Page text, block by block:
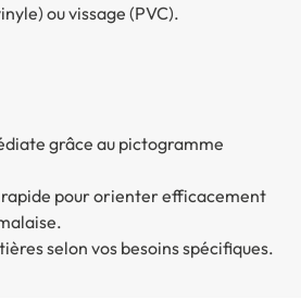
ou vissage (PVC).
grâce au pictogramme
pour orienter efficacement
selon vos besoins spécifiques.